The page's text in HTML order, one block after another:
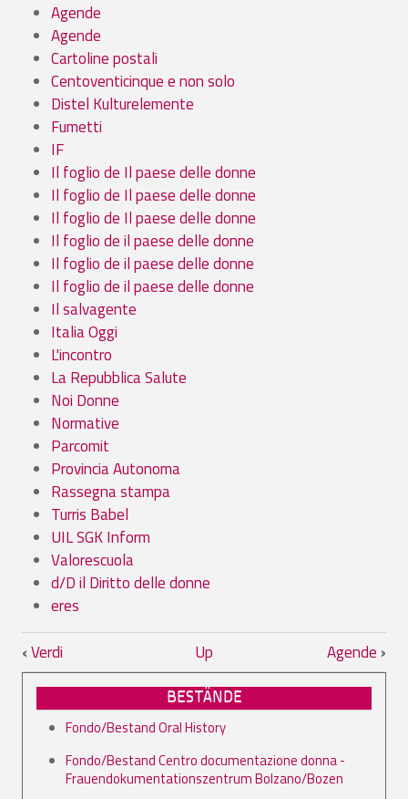
Agende
Agende
Cartoline postali
Centoventicinque e non solo
Distel Kulturelemente
Fumetti
IF
Il foglio de Il paese delle donne
Il foglio de Il paese delle donne
Il foglio de Il paese delle donne
Il foglio de il paese delle donne
Il foglio de il paese delle donne
Il foglio de il paese delle donne
Il salvagente
Italia Oggi
L'incontro
La Repubblica Salute
Noi Donne
Normative
Parcomit
Provincia Autonoma
Rassegna stampa
Turris Babel
UIL SGK Inform
Valorescuola
d/D il Diritto delle donne
eres
Book traversal links for 07. Raccolte
‹Verdi Up Agende ›
BESTÄNDE
Fondo/Bestand Oral History
Fondo/Bestand Centro documentazione donna -
Frauendokumentationszentrum Bolzano/Bozen